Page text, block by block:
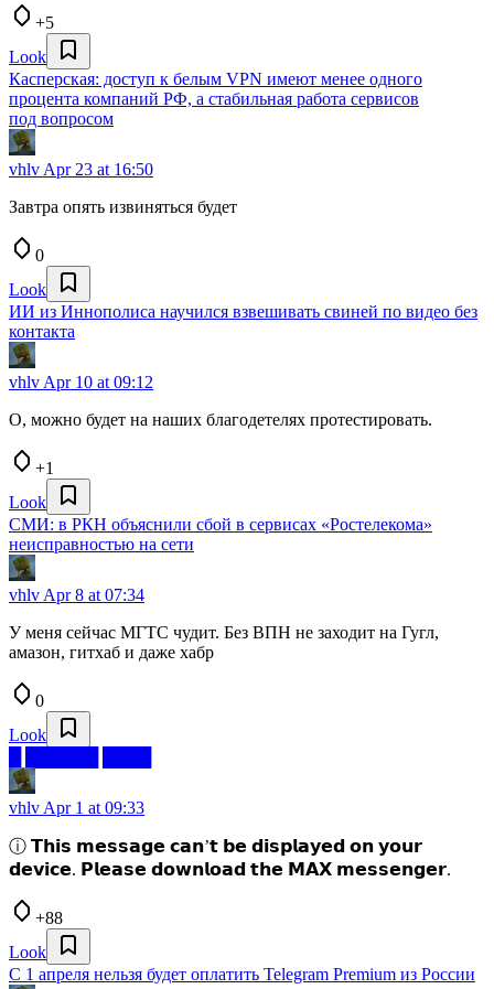
+5
Look
Касперская: доступ к белым VPN имеют менее одного
процента компаний РФ, а стабильная работа сервисов
под вопросом
vhlv Apr 23 at 16:50
Завтра опять извиняться будет
0
Look
ИИ из Иннополиса научился взвешивать свиней по видео без
контакта
vhlv Apr 10 at 09:12
О, можно будет на наших благодетелях протестировать.
+1
Look
СМИ: в РКН объяснили сбой в сервисах «Ростелекома»
неисправностью на сети
vhlv Apr 8 at 07:34
У меня сейчас МГТС чудит. Без ВПН не заходит на Гугл,
амазон, гитхаб и даже хабр
0
Look
vhlv Apr 1 at 09:33
ⓘ 𝗧𝗵𝗶𝘀 𝗺𝗲𝘀𝘀𝗮𝗴𝗲 𝗰𝗮𝗻’𝘁 𝗯𝗲 𝗱𝗶𝘀𝗽𝗹𝗮𝘆𝗲𝗱 𝗼𝗻 𝘆𝗼𝘂𝗿
𝗱𝗲𝘃𝗶𝗰𝗲. 𝗣𝗹𝗲𝗮𝘀𝗲 𝗱𝗼𝘄𝗻𝗹𝗼𝗮𝗱 𝘁𝗵𝗲 𝗠𝗔𝗫 𝗺𝗲𝘀𝘀𝗲𝗻𝗴𝗲𝗿.
+88
Look
С 1 апреля нельзя будет оплатить Telegram Premium из России